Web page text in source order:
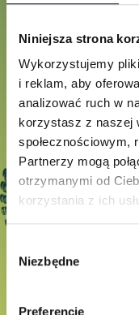
Niniejsza strona
Wykorzystujemy
i reklam, aby
analizować ruch w
korzystasz z naszej
społecznościowym,
Partnerzy mogą
otrzymanymi od
korzystania z ich
Niezbędne
Preferencje